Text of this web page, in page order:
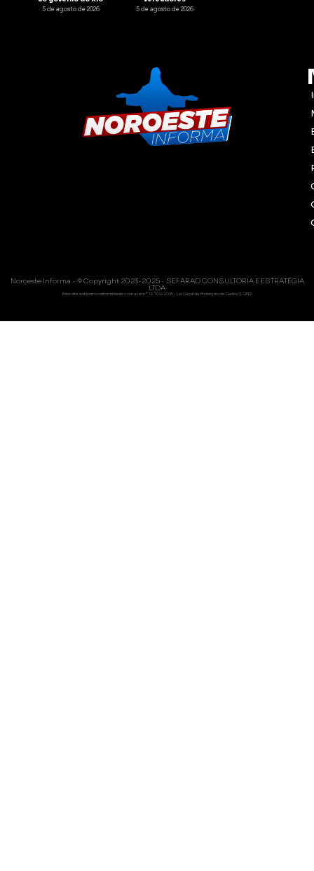
5 de agosto de 2026 5 de agosto de 2026
Noroeste Informa - © Copyright 2023-2025 - SEFARAD CONSULTORIA E ESTRATÉGIA
LTDA
Este site está em conformidade com a Lei nº 13.709/2018 - Lei Geral de Proteção de Dados (LGPD)